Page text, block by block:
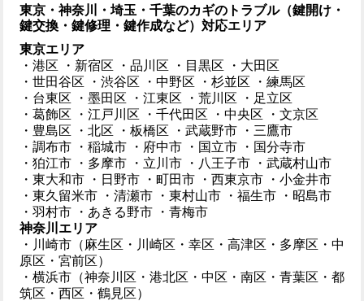
東京・神奈川・埼玉・千葉のカギのトラブル（鍵開け・
鍵交換・鍵修理・鍵作成など）対応エリア
東京エリア
・港区
・新宿区 ・品川区 ・目黒区
・大田区
・世田谷区
・渋谷区 ・中野区 ・杉並区
・練馬区
・台東区
・墨田区 ・江東区 ・荒川区
・足立区
・葛飾区
・江戸川区 ・千代田区 ・中央区
・文京区
・豊島区
・北区 ・板橋区 ・武蔵野市
・三鷹市
・調布市
・稲城市 ・府中市 ・国立市
・国分寺市
・狛江市
・多摩市 ・立川市 ・八王子市
・武蔵村山市
・東大和市
・日野市 ・町田市 ・西東京市
・小金井市
・東久留米市
・清瀬市 ・東村山市 ・福生市
・昭島市
・羽村市
・あきる野市
・青梅市
神奈川エリア
・川崎市（麻生区・川崎区・幸区・高津区・多摩区・中
原区・宮前区）
・横浜市（神奈川区・港北区・中区・南区・青葉区・都
筑区・西区・鶴見区）